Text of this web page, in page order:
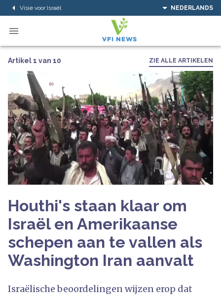
Visie voor Israël NEDERLANDS
Artikel 1 van 10 ZIE ALLE ARTIKELEN
Houthi's staan ​​klaar om
Israël en Amerikaanse
schepen aan te vallen als
Washington Iran aanvalt
Israëlische beoordelingen wijzen erop dat